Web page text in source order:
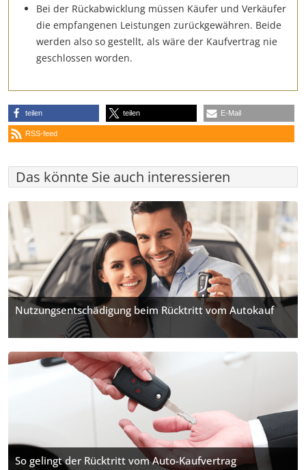
Bei der Rückabwicklung müssen Käufer und Verkäufer
die empfangenen Leistungen zurückgewähren. Beide
werden also so gestellt, als wäre der Kaufvertrag nie
geschlossen worden.
teilen teilen E-Mail
RSS-feed
Das könnte Sie auch interessieren
Nutzungsentschädigung beim Rücktritt vom Autokauf
So gelingt der Rücktritt vom Auto-Kaufvertrag